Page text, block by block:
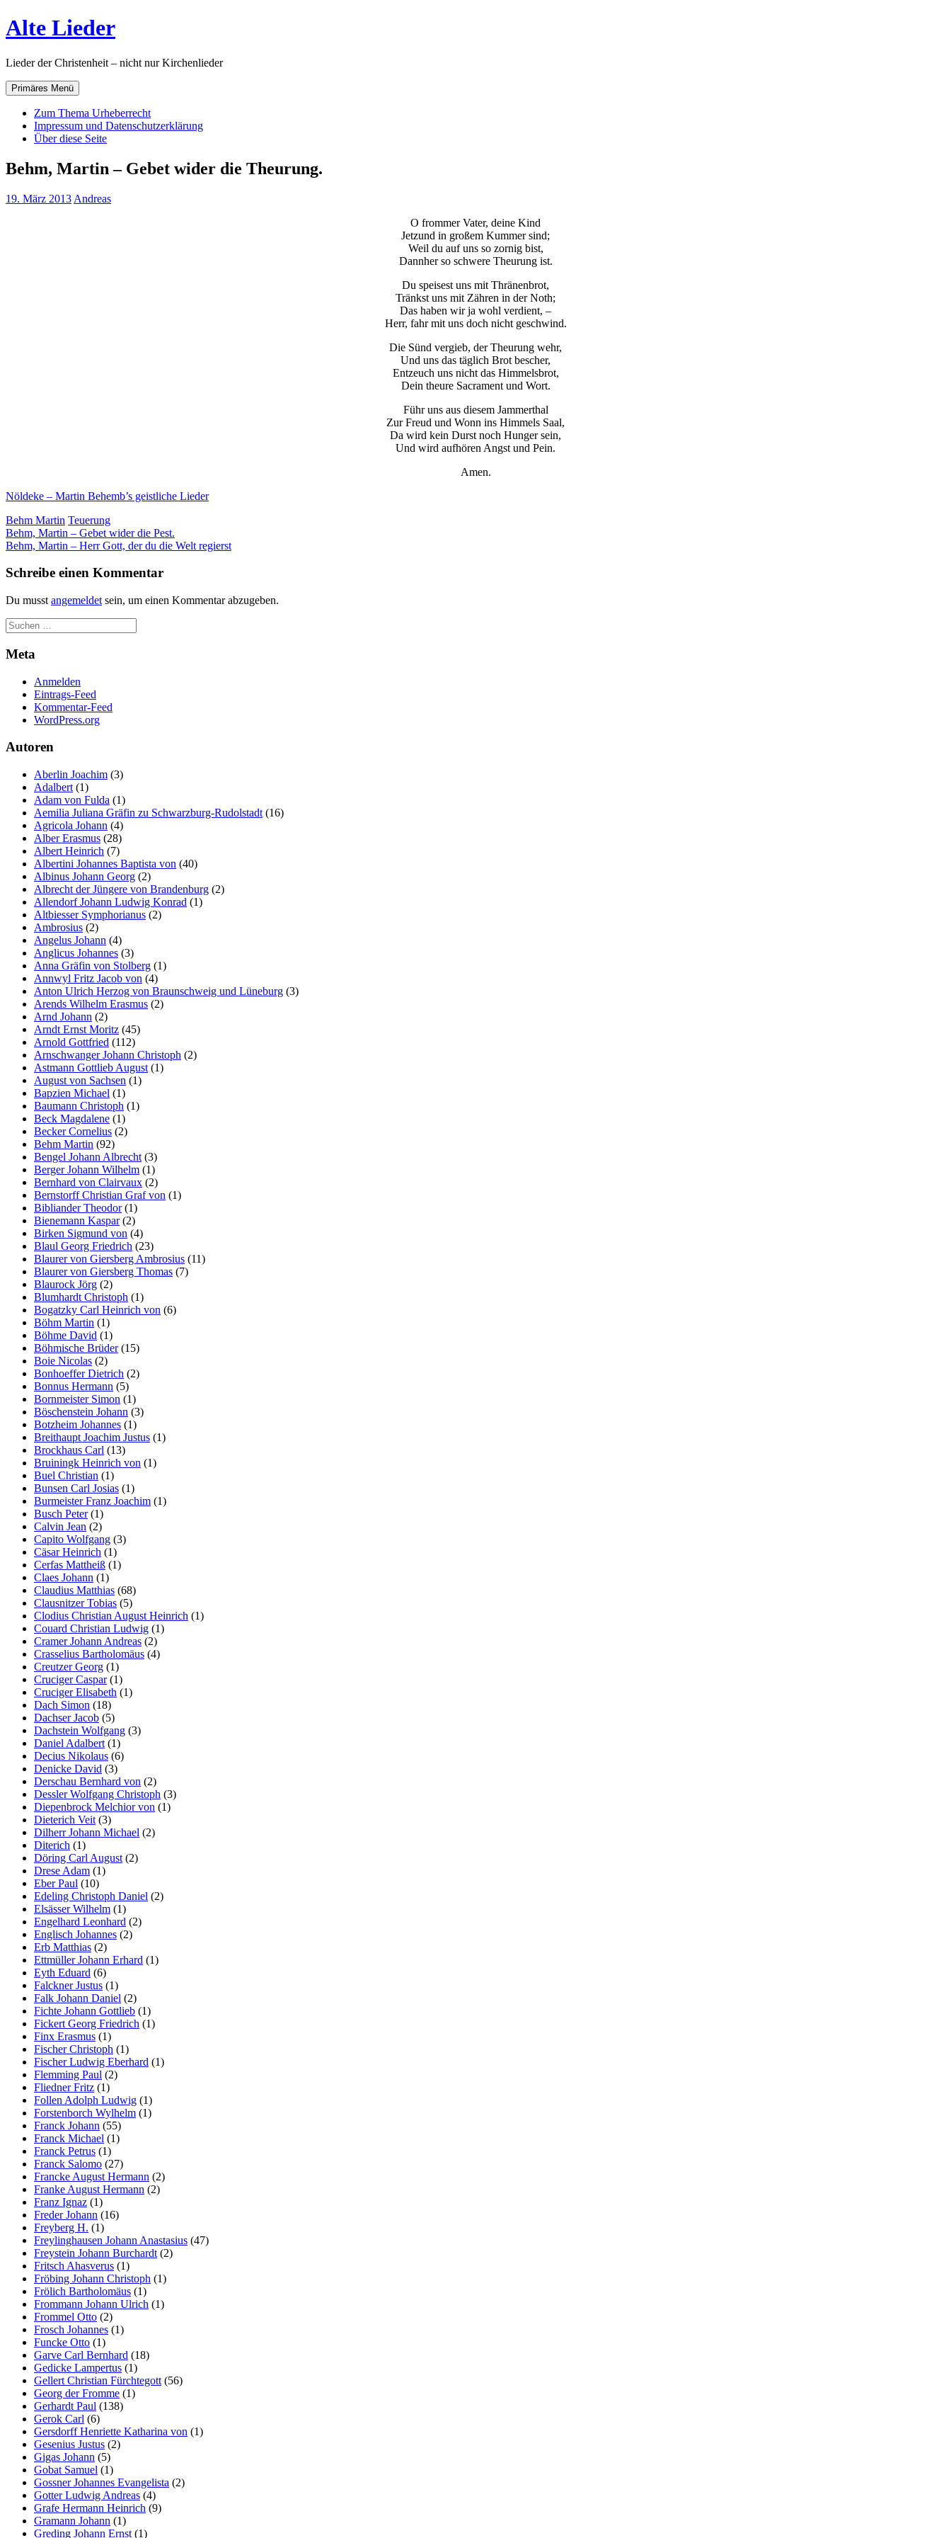
Zum
Inhalt
Alte Lieder
Lieder der Christenheit – nicht nur Kirchenlieder
Primäres Menü
Zum Thema Urheberrecht
Impressum und Datenschutzerklärung
Über diese Seite
Behm, Martin – Gebet wider die Theurung.
19. März 2013 Andreas
O frommer Vater, deine Kind
Jetzund in großem Kummer sind;
Weil du auf uns so zornig bist,
Dannher so schwere Theurung ist.
Du speisest uns mit Thränenbrot,
Tränkst uns mit Zähren in der Noth;
Das haben wir ja wohl verdient, –
Herr, fahr mit uns doch nicht geschwind.
Die Sünd vergieb, der Theurung wehr,
Und uns das täglich Brot bescher,
Entzeuch uns nicht das Himmelsbrot,
Dein theure Sacrament und Wort.
Führ uns aus diesem Jammerthal
Zur Freud und Wonn ins Himmels Saal,
Da wird kein Durst noch Hunger sein,
Und wird aufhören Angst und Pein.
Amen.
Nöldeke – Martin Behemb’s geistliche Lieder
Behm Martin Teuerung
Beitragsnavigation
Behm, Martin – Gebet wider die Pest.
Behm, Martin – Herr Gott, der du die Welt regierst
Schreibe einen Kommentar
Du musst angemeldet sein, um einen Kommentar abzugeben.
Meta
Anmelden
Eintrags-Feed
Kommentar-Feed
WordPress.org
Autoren
Aberlin Joachim (3)
Adalbert (1)
Adam von Fulda (1)
Aemilia Juliana Gräfin zu Schwarzburg-Rudolstadt (16)
Agricola Johann (4)
Alber Erasmus (28)
Albert Heinrich (7)
Albertini Johannes Baptista von (40)
Albinus Johann Georg (2)
Albrecht der Jüngere von Brandenburg (2)
Allendorf Johann Ludwig Konrad (1)
Altbiesser Symphorianus (2)
Ambrosius (2)
Angelus Johann (4)
Anglicus Johannes (3)
Anna Gräfin von Stolberg (1)
Annwyl Fritz Jacob von (4)
Anton Ulrich Herzog von Braunschweig und Lüneburg (3)
Arends Wilhelm Erasmus (2)
Arnd Johann (2)
Arndt Ernst Moritz (45)
Arnold Gottfried (112)
Arnschwanger Johann Christoph (2)
Astmann Gottlieb August (1)
August von Sachsen (1)
Bapzien Michael (1)
Baumann Christoph (1)
Beck Magdalene (1)
Becker Cornelius (2)
Behm Martin (92)
Bengel Johann Albrecht (3)
Berger Johann Wilhelm (1)
Bernhard von Clairvaux (2)
Bernstorff Christian Graf von (1)
Bibliander Theodor(1)
Bienemann Kaspar(2)
Birken Sigmund von (4)
Blaul Georg Friedrich (23)
Blaurer von Giersberg Ambrosius (11)
Blaurer von Giersberg Thomas (7)
Blaurock Jörg (2)
Blumhardt Christoph (1)
Bogatzky Carl Heinrich von (6)
Böhm Martin (1)
Böhme David (1)
Böhmische Brüder(15)
Boie Nicolas (2)
Bonhoeffer Dietrich (2)
Bonnus Hermann (5)
Bornmeister Simon (1)
Böschenstein Johann (3)
Botzheim Johannes (1)
Breithaupt Joachim Justus (1)
Brockhaus Carl (13)
Bruiningk Heinrich von (1)
Buel Christian (1)
Bunsen Carl Josias (1)
Burmeister Franz Joachim (1)
Busch Peter(1)
Calvin Jean (2)
Capito Wolfgang (3)
Cäsar Heinrich (1)
Cerfas Mattheiß (1)
Claes Johann (1)
Claudius Matthias (68)
Clausnitzer Tobias (5)
Clodius Christian August Heinrich (1)
Couard Christian Ludwig (1)
Cramer Johann Andreas (2)
Crasselius Bartholomäus (4)
Creutzer Georg (1)
Cruciger Caspar(1)
Cruciger Elisabeth (1)
Dach Simon (18)
Dachser Jacob (5)
Dachstein Wolfgang (3)
Daniel Adalbert (1)
Decius Nikolaus (6)
Denicke David (3)
Derschau Bernhard von (2)
Dessler Wolfgang Christoph (3)
Diepenbrock Melchior von (1)
Dieterich Veit (3)
Dilherr Johann Michael (2)
Diterich (1)
Döring Carl August (2)
Drese Adam (1)
Eber Paul (10)
Edeling Christoph Daniel (2)
Elsässer Wilhelm (1)
Engelhard Leonhard (2)
Englisch Johannes (2)
Erb Matthias (2)
Ettmüller Johann Erhard (1)
Eyth Eduard (6)
Falckner Justus (1)
Falk Johann Daniel (2)
Fichte Johann Gottlieb (1)
Fickert Georg Friedrich (1)
Finx Erasmus (1)
Fischer Christoph (1)
Fischer Ludwig Eberhard (1)
Flemming Paul (2)
Fliedner Fritz (1)
Follen Adolph Ludwig (1)
Forstenborch Wylhelm (1)
Franck Johann (55)
Franck Michael (1)
Franck Petrus (1)
Franck Salomo (27)
Francke August Hermann (2)
Franke August Hermann (2)
Franz Ignaz (1)
Freder Johann (16)
Freyberg H. (1)
Freylinghausen Johann Anastasius (47)
Freystein Johann Burchardt (2)
Fritsch Ahasverus (1)
Fröbing Johann Christoph (1)
Frölich Bartholomäus (1)
Frommann Johann Ulrich (1)
Frommel Otto (2)
Frosch Johannes (1)
Funcke Otto (1)
Garve Carl Bernhard (18)
Gedicke Lampertus (1)
Gellert Christian Fürchtegott (56)
Georg der Fromme (1)
Gerhardt Paul (138)
Gerok Carl (6)
Gersdorff Henriette Katharina von (1)
Gesenius Justus (2)
Gigas Johann (5)
Gobat Samuel (1)
Gossner Johannes Evangelista (2)
Gotter Ludwig Andreas (4)
Grafe Hermann Heinrich (9)
Gramann Johann (1)
Greding Johann Ernst (1)